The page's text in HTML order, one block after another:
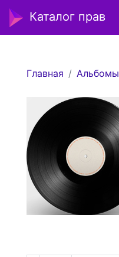
Каталог прав
Главная Альбомы